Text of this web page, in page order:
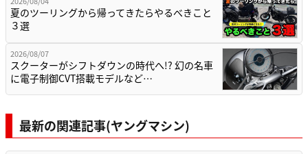
夏のツーリングから帰ってきたらやるべきこと
３選
2026/08/07
スクーターがシフトダウンの時代へ!? 幻の名車
に電子制御CVT搭載モデルなど…
最新の関連記事(ヤングマシン)